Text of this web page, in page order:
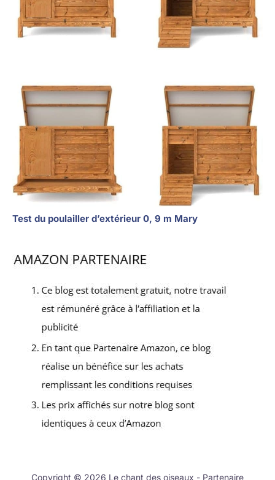
Test du poulailler d’extérieur 0, 9 m Mary
Copyright © 2026 Le chant des oiseaux - Partenaire